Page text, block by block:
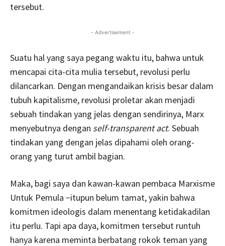
tersebut.
- Advertisement -
Suatu hal yang saya pegang waktu itu, bahwa untuk
mencapai cita-cita mulia tersebut, revolusi perlu
dilancarkan. Dengan mengandaikan krisis besar dalam
tubuh kapitalisme, revolusi proletar akan menjadi
sebuah tindakan yang jelas dengan sendirinya, Marx
menyebutnya dengan self-transparent act. Sebuah
tindakan yang dengan jelas dipahami oleh orang-
orang yang turut ambil bagian.
Maka, bagi saya dan kawan-kawan pembaca Marxisme
Untuk Pemula −itupun belum tamat, yakin bahwa
komitmen ideologis dalam menentang ketidakadilan
itu perlu. Tapi apa daya, komitmen tersebut runtuh
hanya karena meminta berbatang rokok teman yang